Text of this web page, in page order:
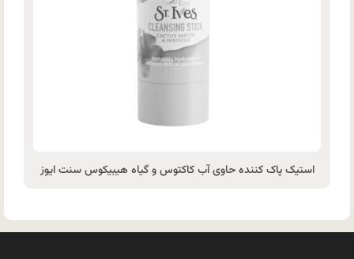
استیک پاک کننده حاوی آب کاکتوس و گیاه هیبیکوس سنت ایوز